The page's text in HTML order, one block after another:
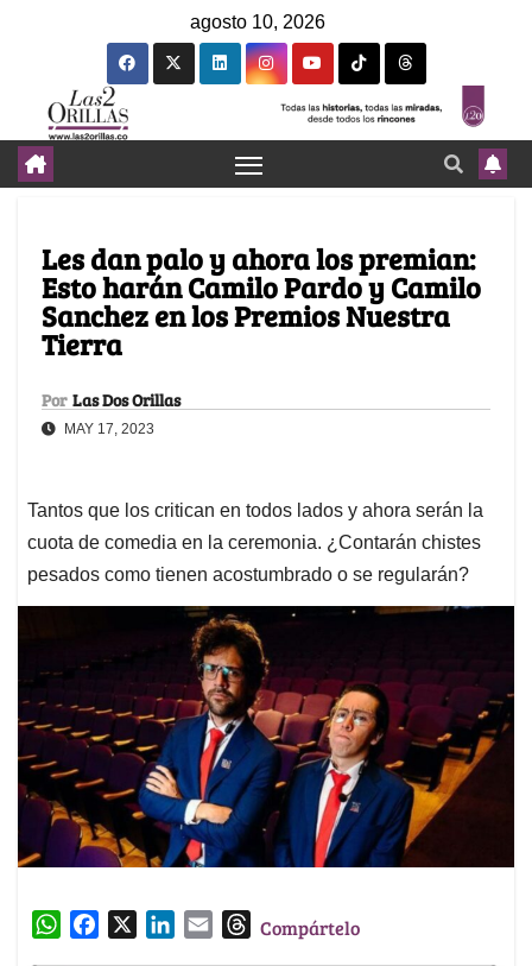
agosto 10, 2026
Les dan palo y ahora los premian:
Esto harán Camilo Pardo y Camilo
Sanchez en los Premios Nuestra
Tierra
Por Las Dos Orillas
MAY 17, 2023
Tantos que los critican en todos lados y ahora serán la
cuota de comedia en la ceremonia. ¿Contarán chistes
pesados como tienen acostumbrado o se regularán?
W
TCompártelo